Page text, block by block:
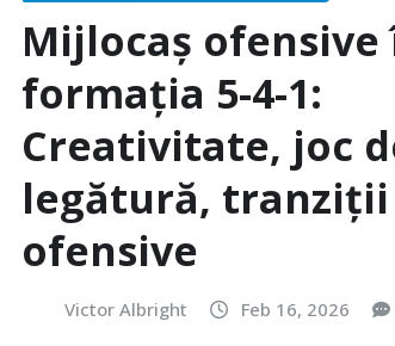
Mijlocaș ofensive
formația 5-4-1:
Creativitate, joc
legătură, tranziții
ofensive
Victor Albright Feb 16, 2026